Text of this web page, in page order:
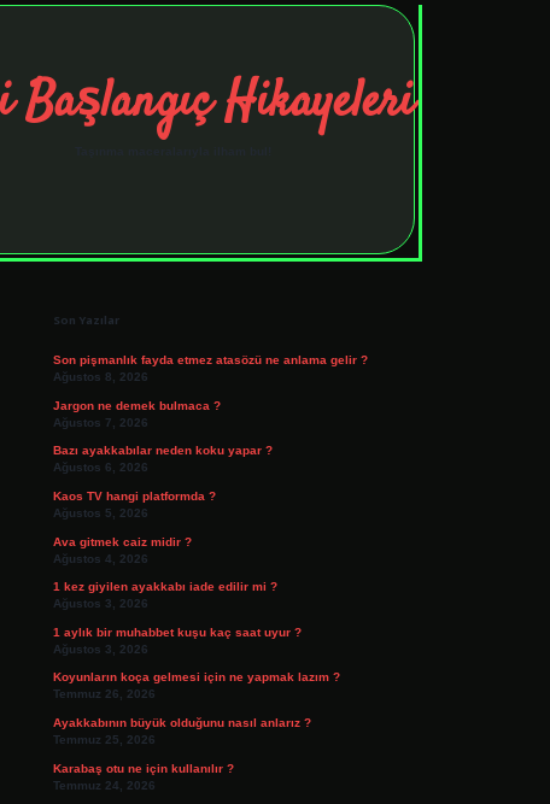
Başlangıç Hikayeleri
Son Yazılar
Son pişmanlık fayda etmez atasözü ne anlama gelir ?
Ağustos 8, 2026
Jargon ne demek bulmaca ?
Ağustos 7, 2026
Bazı ayakkabılar neden koku yapar ?
Ağustos 6, 2026
Kaos TV hangi platformda ?
Ağustos 5, 2026
Ava gitmek caiz midir ?
Ağustos 4, 2026
1 kez giyilen ayakkabı iade edilir mi ?
Ağustos 3, 2026
1 aylık bir muhabbet kuşu kaç saat uyur ?
Ağustos 3, 2026
Koyunların koça gelmesi için ne yapmak lazım ?
Temmuz 26, 2026
Ayakkabının büyük olduğunu nasıl anlarız ?
Temmuz 25, 2026
Karabaş otu ne için kullanılır ?
Temmuz 24, 2026
tulipbetelexbett.net